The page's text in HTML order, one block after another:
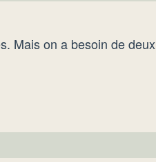
Mais on a besoin de deux